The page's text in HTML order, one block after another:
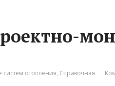
отопления, Справочная